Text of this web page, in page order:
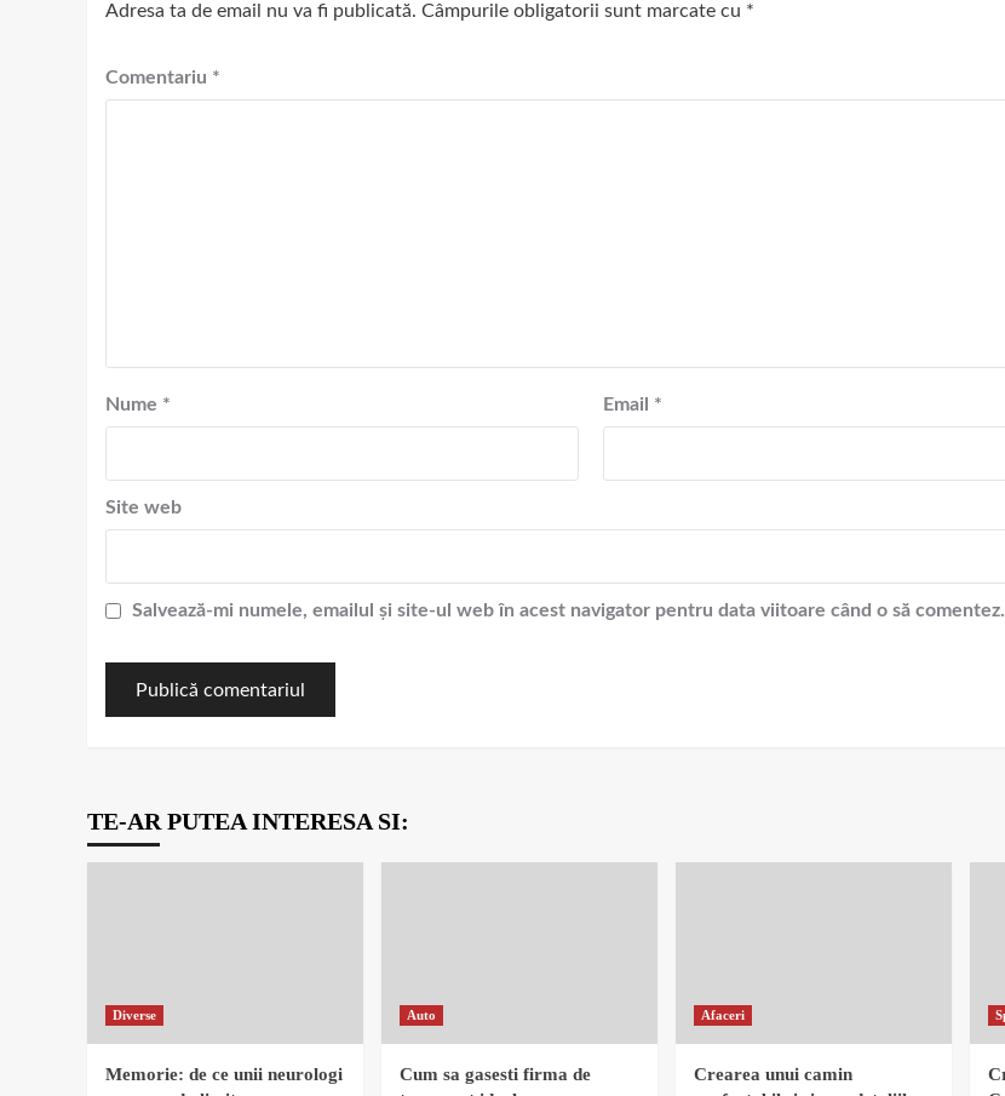
Adresa ta de email nu va fi publicată. Câmpurile obligatorii sunt marcate cu *
Comentariu *
Nume * Email *
Site web
Salvează-mi numele, emailul și site-ul web în acest navigator pentru data viitoare când o să comentez.
TE-AR PUTEA INTERESA SI:
Diverse
Memorie: de ce unii neurologi
Auto
Cum sa gasesti firma de
Afaceri
Crearea unui camin